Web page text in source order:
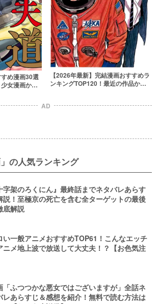
め漫画30選
女漫画から
【2026年最新】完結漫画おすすめラ
ンキングTOP120！最近の作品から
AD
の人気ランキング
字架のろくにん』最終話までネタバレあらす
説！至極京の死亡を含む全ターゲットの最後
底解説
い一般アニメおすすめTOP61！こんなエッチ
ニメ地上波で放送して大丈夫！？【お色気注
「ふつつかな悪女ではございますが」全話ネ
レあらすじ＆感想を紹介！無料で読む方法は